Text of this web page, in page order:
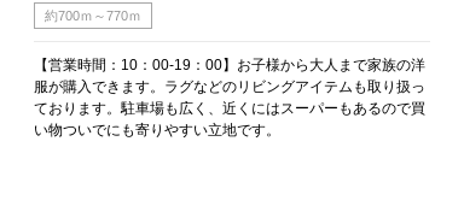
約700ｍ～770ｍ
【営業時間：10：00-19：00】お子様から大人まで家族の洋
服が購入できます。ラグなどのリビングアイテムも取り扱っ
ております。駐車場も広く、近くにはスーパーもあるので買
い物ついでにも寄りやすい立地です。